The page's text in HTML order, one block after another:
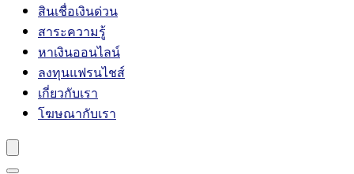
สินเชื่อเงินด่วน
สาระความรู้
หาเงินออนไลน์
ลงทุนแฟรนไชส์
เกี่ยวกับเรา
โฆษณากับเรา